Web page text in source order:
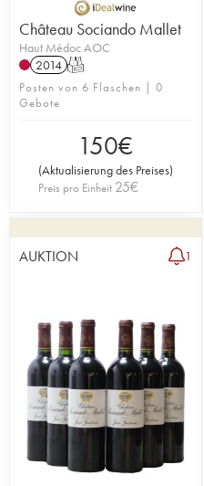
Château Sociando Mallet
Haut Médoc AOC
2014 T
Posten von 6 Flaschen | 0
Gebote
150€
(Aktualisierung des Preises)
Preis pro Einheit 25€
AUKTION 1